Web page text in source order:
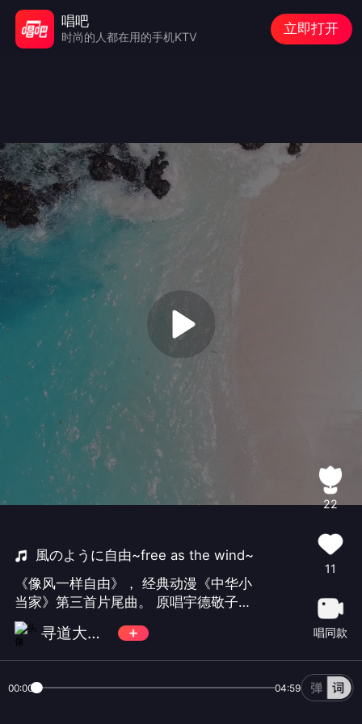
風のように自由~free as the wind~
《像风一样自由》， 经典动漫《中华小
当家》第三首片尾曲。 原唱宇德敬子作
词作曲。 我唱的不够熟练， 还需要继续
寻道大千 - 敖焱
22
11
唱同款
00:00 04:59
唱吧
时尚的人都在用的手机KTV
立即打开